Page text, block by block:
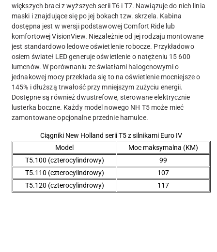
większych braci z wyższych serii T6 i T7. Nawiązuje do nich linia
maski i znajdujące się po jej bokach tzw. skrzela. Kabina
dostępna jest w wersji podstawowej Comfort Ride lub
komfortowej VisionView. Niezależnie od jej rodzaju montowane
jest standardowo ledowe oświetlenie robocze. Przykładowo
osiem świateł LED generuje oświetlenie o natężeniu 15 600
lumenów. W porównaniu ze światłami halogenowymi o
jednakowej mocy przekłada się to na oświetlenie mocniejsze o
145% i dłuższą trwałość przy mniejszym zużyciu energii.
Dostępne są również dwustrefowe, sterowane elektrycznie
lusterka boczne. Każdy model nowego NH T5 może mieć
zamontowane opcjonalne przednie hamulce.
Ciągniki New Holland serii T5 z silnikami Euro IV
Model
Moc maksymalna (KM)
T5.100 (czterocylindrowy)
99
T5.110 (czterocylindrowy)
107
T5.120 (czterocylindrowy)
117